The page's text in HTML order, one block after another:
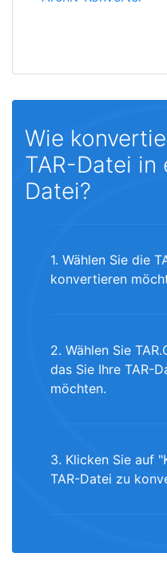
Wie
TAR-Datei in
Datei?
1. Wählen Sie die
konvertieren
2. Wählen Sie
das Sie Ihre TAR-
möchten.
3. Klicken Sie auf
TAR-Datei zu